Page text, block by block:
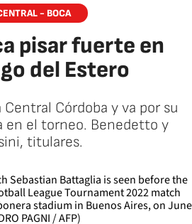
- BOCA
pisar fuerte en
del Estero
Central Córdoba y va por su
en el torneo. Benedetto y
titulares.